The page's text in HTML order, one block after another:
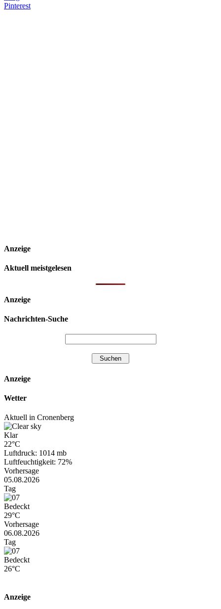
Pinterest
Anzeige
Aktuell meistgelesen
Anzeige
Nachrichten-Suche
Anzeige
Wetter
Aktuell in Cronenberg
Klar
22°C
Luftdruck: 1014 mb
Luftfeuchtigkeit: 72%
Vorhersage
05.08.2026
Tag
Bedeckt
29°C
Vorhersage
06.08.2026
Tag
Bedeckt
26°C
Anzeige